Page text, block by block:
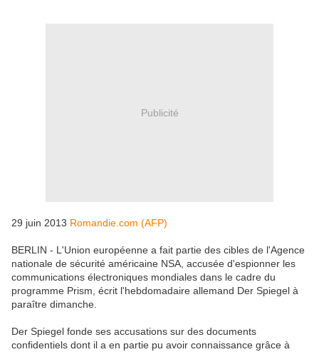
Publicité
29 juin 2013 Romandie.com (AFP)
BERLIN - L'Union européenne a fait partie des cibles de l'Agence
nationale de sécurité américaine NSA, accusée d'espionner les
communications électroniques mondiales dans le cadre du
programme Prism, écrit l'hebdomadaire allemand Der Spiegel à
paraître dimanche.
Der Spiegel fonde ses accusations sur des documents
confidentiels dont il a en partie pu avoir connaissance grâce à